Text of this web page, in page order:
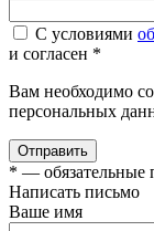
С условиями
и согласен *
Вам необходимо
персональных
Отправить
* — обязательные
Написать письмо
Ваше имя